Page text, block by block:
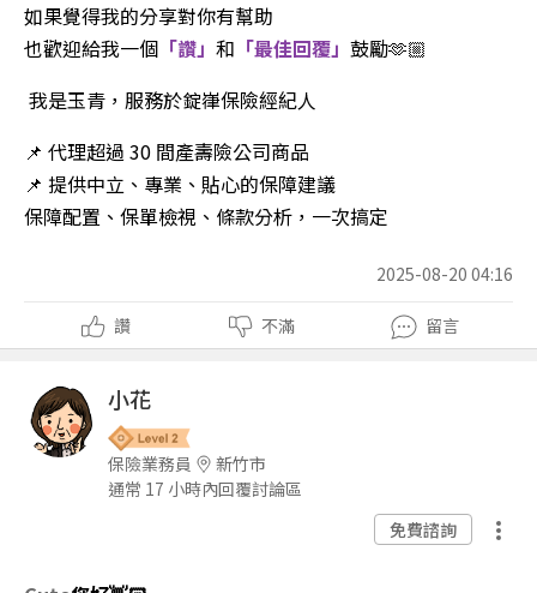
如果覺得我的分享對你有幫助
也歡迎給我一個 「讚」 和 「最佳回覆」 鼓勵🫶🏼
我是玉青，服務於錠嵂保險經紀人
📌 代理超過 30 間產壽險公司商品
📌 提供中立、專業、貼心的保障建議
保障配置、保單檢視、條款分析，一次搞定
2025-08-20 04:16
讚 不滿 留言
小花
保險業務員
新竹市
通常 17 小時內回覆討論區
免費諮詢